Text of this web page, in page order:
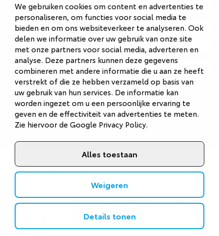
We gebruiken cookies om content en advertenties te
personaliseren, om functies voor social media te
bieden en om ons websiteverkeer te analyseren. Ook
delen we informatie over uw gebruik van onze site
met onze partners voor social media, adverteren en
analyse. Deze partners kunnen deze gegevens
combineren met andere informatie die u aan ze heeft
verstrekt of die ze hebben verzameld op basis van
uw gebruik van hun services. De informatie kan
worden ingezet om u een persoonlijke ervaring te
geven en de effectiviteit van advertenties te meten.
Zie hiervoor deGoogle Privacy Policy.
Alles toestaan
Weigeren
Details tonen
Alle filters
Autobedrijf Hilversum
Autobedrijf Naarden
Autobedrijf Veenendaal
Van Gent Schadeherstel
©2026Van Gent Autobedrijf
Cookies